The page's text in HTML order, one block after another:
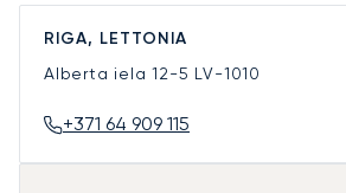
RIGA, LETTONIA
Alberta iela 12-5 LV-1010
+371 64 909 115